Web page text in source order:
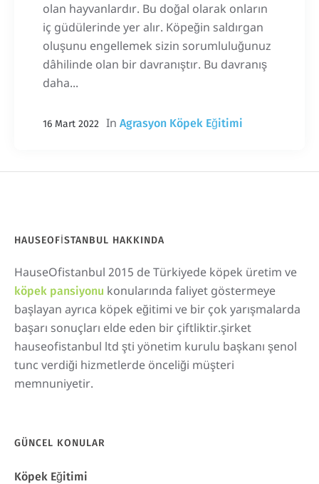
olan hayvanlardır. Bu doğal olarak onların
iç güdülerinde yer alır. Köpeğin saldırgan
oluşunu engellemek sizin sorumluluğunuz
dâhilinde olan bir davranıştır. Bu davranış
daha...
16 Mart 2022 In Agrasyon Köpek Eğitimi
HAUSEOFISTANBUL HAKKINDA
HauseOfistanbul 2015 de Türkiyede köpek üretim ve
köpek pansiyonu konularında faliyet göstermeye
başlayan ayrıca köpek eğitimi ve bir çok yarışmalarda
başarı sonuçları elde eden bir çiftliktir.şirket
hauseofistanbul ltd şti yönetim kurulu başkanı şenol
tunc verdiği hizmetlerde önceliği müşteri
memnuniyetir.
GÜNCEL KONULAR
Köpek Eğitimi